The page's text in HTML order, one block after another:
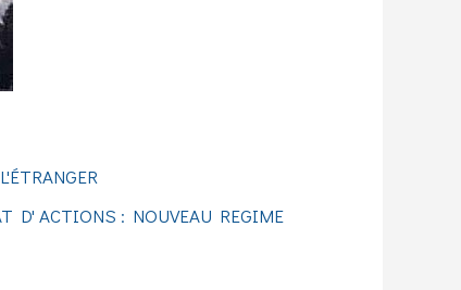
D' ACTIONS : NOUVEAU REGIME